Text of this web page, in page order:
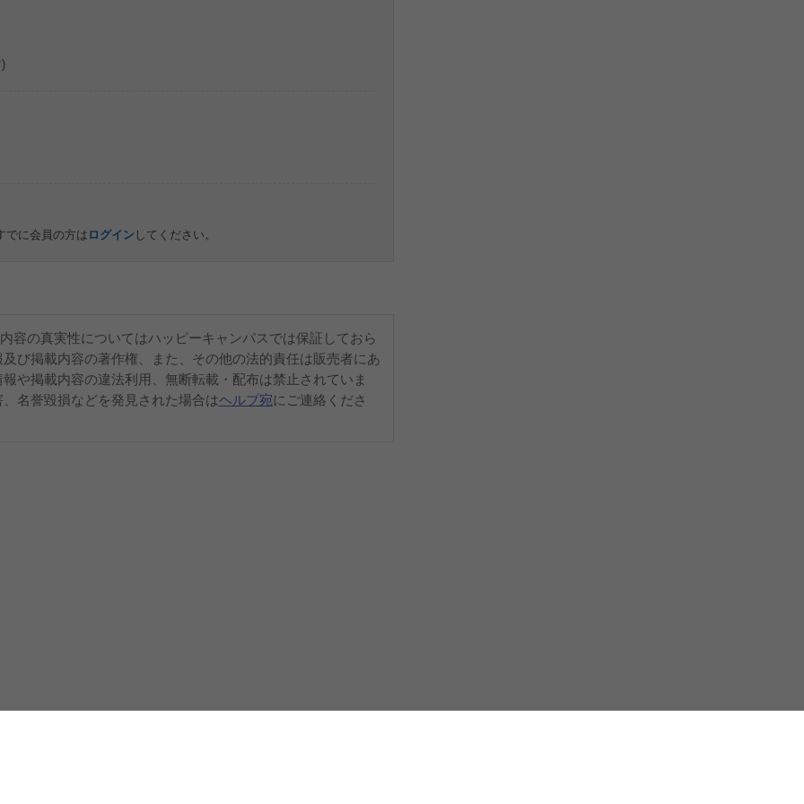
でに会員の方は ログイン してください。
容の真実性についてはハッピーキャンパスでは保証しておら
び掲載内容の著作権、また、その他の法的責任は販売者にあ
や掲載内容の違法利用、無断転載・配布は禁止されていま
名誉毀損などを発見された場合はヘルプ宛にご連絡くださ